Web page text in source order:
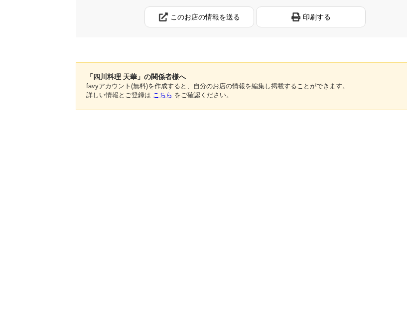
このお店の情報を送る 印刷する
「四川料理 天華」の関係者様へ
favyアカウント(無料)を作成すると、自分のお店の情報を編集し掲載することができます。
詳しい情報とご登録は こちら をご確認ください。